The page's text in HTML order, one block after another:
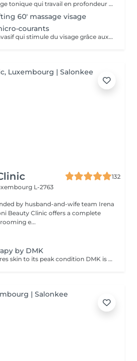
Un Soin avec un massage tonique qui travail en profondeur les muscles de votre visage en interne et en externe. RESULTATS: - Rajeunissement naturel sans injections - Amélioration du tonus musculaire (fitness passif du visage) - Action drainage, detoxication - Enrichissement en oxygène - Amélioration de la microcirculation - Disparition de double menton - La peau devient plus lisse et plus élastique
60' massage visage
courants
Un soin anti-âge non invasif qui stimule du visage grâce aux micro-courants. Il raffermit la peau, améliore l'ovale du visage et procure un effet lifting immédiat.
132
L-2763
Beauty Clinic offers a complete
e...
by DMK
Enzyme Therapy Restores skin to its peak condition DMK is the only company in the world to utilize the beneficial effects of transfer-messenger enzymes. Enzymes are living substances that regulate health and work with certain minerals in the body to form a natural system of antioxidants that fight corrosive free radicals. Properly formulated, they can remove dead protein, toxins, and other effluvia from the epidermis using a process called 'reverse osmosis.' DMK Enzyme Treatments work with the skin. The enzymes aim to strengthen the structural integrity of the skin to create a healthy environment for cells to live and thrive. Thérapie enzymatique Restaure la peau à son état optimal DMK est la seule entreprise au monde à utiliser les effets bénéfiques des enzymes de transfert de messagers. Les enzymes sont des substances vivantes qui régulent la santé et travaillent avec certains minéraux du corps pour former un système naturel d'antioxydants qui combattent les radicaux libres corrosifs. Correctement formulés, ils peuvent éliminer les protéines mortes, les toxines et autres effluves de l'épiderme grâce à un processus appelé « osmose inverse ». Les traitements enzymatiques DMK agissent avec la peau. Les enzymes visent à renforcer l'intégrité structurelle de la peau afin de créer un environnement sain permettant aux cellules de vivre et de se développer.